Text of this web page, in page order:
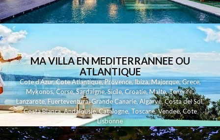
MA VILLA EN MEDITERRANNEE OU
ATLANTIQUE
Cote d'Azur,Cote Atlantique,Provence,Ibiza,Majorque,Grece,
Mykonos,Corse,Sardaigne,Sicile,Croatie,Malte,Tenerife,
Lanzarote,Fuerteventura,Grande Canarie,Algarve,Costa del Sol,
Costa Blanca,Andalousie,Catalogne,Toscane,Vendee,Cote
Lisbonne